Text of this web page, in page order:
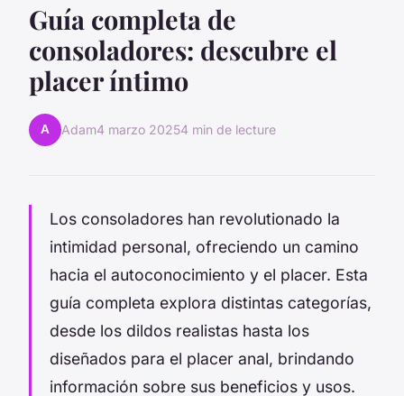
Guía completa de
consoladores: descubre el
placer íntimo
A Adam4 marzo 20254 min de lecture
Los consoladores han revolutionado la
intimidad personal, ofreciendo un camino
hacia el autoconocimiento y el placer. Esta
guía completa explora distintas categorías,
desde los dildos realistas hasta los
diseñados para el placer anal, brindando
información sobre sus beneficios y usos.